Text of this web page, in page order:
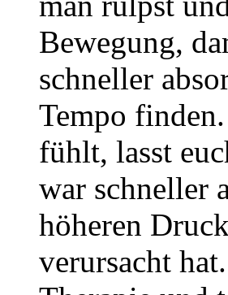
Bewegung,
schneller
Tempo
fühlt, lasst
war schneller
höheren
verursacht